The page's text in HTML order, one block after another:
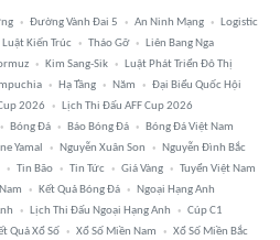
Đường Vành Đai 5 An Ninh Mạng
Logistic
Luật Kiến Trúc Tháo Gỡ
Liên Bang Nga
Kim Sang-Sik
Luật Phát Triển Đô Thị
Hạ Tầng Năm
Đại Biểu Quốc Hội
2026
Lịch Thi Đấu AFF Cup 2026
Bóng Đá Báo Bóng Đá
Bóng Đá Việt Nam
Yamal Nguyễn Xuân Son
Nguyễn Đình Bắc
Tin Bão Tin Tức Giá Vàng
Tuyển Việt Nam
Kết Quả Bóng Đá
Ngoại Hạng Anh
Lịch Thi Đấu Ngoại Hạng Anh
Cúp C1
Quả Xổ Số Xổ Số Miền Nam Xổ Số Miền Bắc